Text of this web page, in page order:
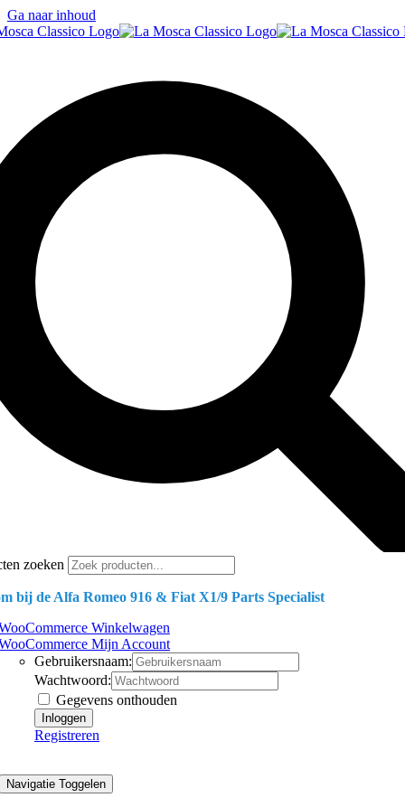
Ga naar inhoud
zoeken
bij de Alfa Romeo 916 & Fiat X1/9 Parts Specialist
Winkelwagen
Mijn Account
Gebruikersnaam:
Wachtwoord:
Gegevens onthouden
Registreren
Navigatie Toggelen